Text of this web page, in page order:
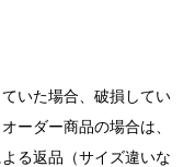
いた場合、破損してい
ーダー商品の場合は、
る返品（サイズ違いな